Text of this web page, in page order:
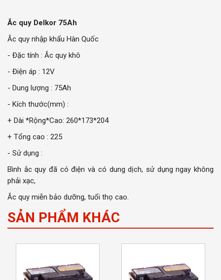
Ắc quy Delkor 75Ah
Ắc quy nhập khẩu Hàn Quốc
- Đặc tính : Ắc quy khô
- Điện áp : 12V
- Dung lượng : 75Ah
- Kích thước(mm) :
+ Dài *Rộng*Cao: 260*173*204
+ Tổng cao : 225
- Sử dụng :
Bình ắc quy đã có điện và có dung dịch, sử dụng ngay không
phải xạc,
Ắc quy miễn bảo dưỡng, tuổi thọ cao.
SẢN PHẨM KHÁC